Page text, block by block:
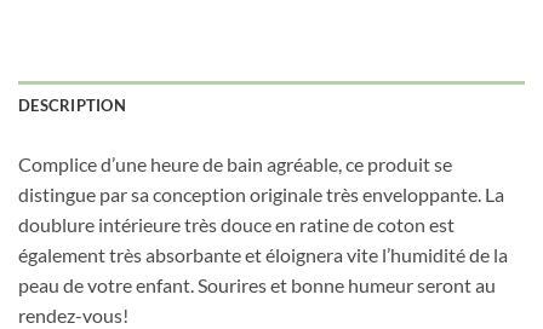
DESCRIPTION
Complice d’une heure de bain agréable, ce produit se
distingue par sa conception originale très enveloppante. La
doublure intérieure très douce en ratine de coton est
également très absorbante et éloignera vite l’humidité de la
peau de votre enfant. Sourires et bonne humeur seront au
rendez-vous!